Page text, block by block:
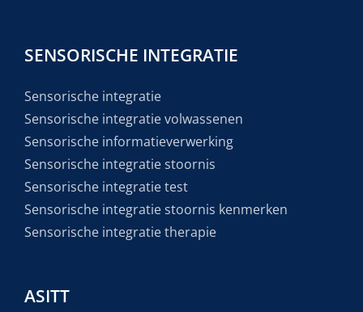
SENSORISCHE INTEGRATIE
Sensorische integratie
Sensorische integratie volwassenen
Sensorische informatieverwerking
Sensorische integratie stoornis
Sensorische integratie test
Sensorische integratie stoornis kenmerken
Sensorische integratie therapie
ASITT